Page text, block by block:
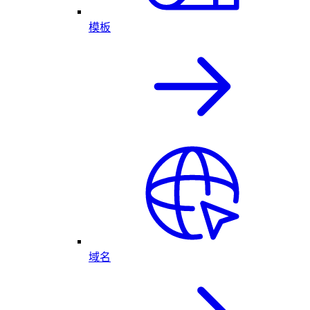
模板
域名